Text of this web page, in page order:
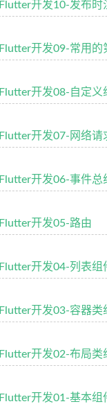
Flutter开发10-发布时
Flutter开发09-常用的
Flutter开发08-自定义
Flutter开发07-网络请
Flutter开发06-事件总
Flutter开发05-路由
Flutter开发04-列表
Flutter开发03-容器类
Flutter开发02-布局类
Flutter开发01-基本组